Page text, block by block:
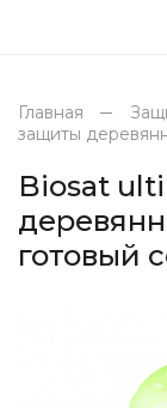
Главная
защиты
Biosat
готовый